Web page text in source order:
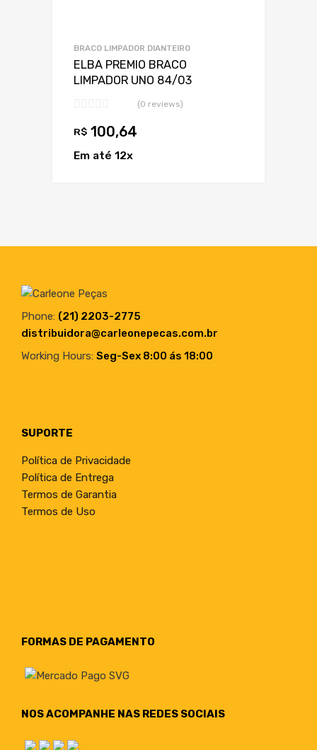
BRACO LIMPADOR DIANTEIRO
ELBA PREMIO BRACO
LIMPADOR UNO 84/03
(0 reviews)
R$ 100,64
Em até 12x
Phone: (21) 2203-2775
distribuidora@carleonepecas.com.br
Working Hours: Seg-Sex 8:00 ás 18:00
SUPORTE
Política de Privacidade
Política de Entrega
Termos de Garantia
Termos de Uso
FORMAS DE PAGAMENTO
NOS ACOMPANHE NAS REDES SOCIAIS